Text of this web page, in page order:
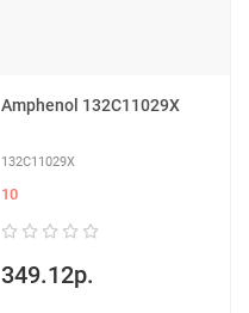
Amphenol 132C11029X
132C11029X
10
349.12р.